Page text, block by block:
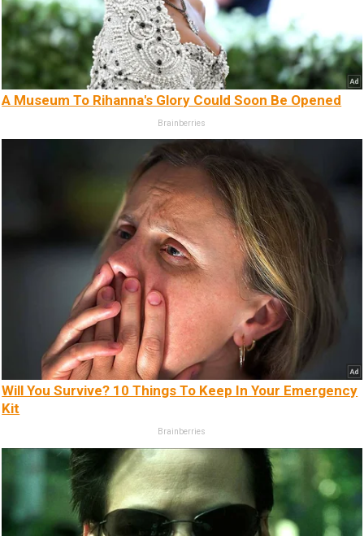
A Museum To Rihanna's Glory Could Soon Be Opened
Brainberries
Will You Survive? 10 Things To Keep In Your Emergency
Kit
Brainberries